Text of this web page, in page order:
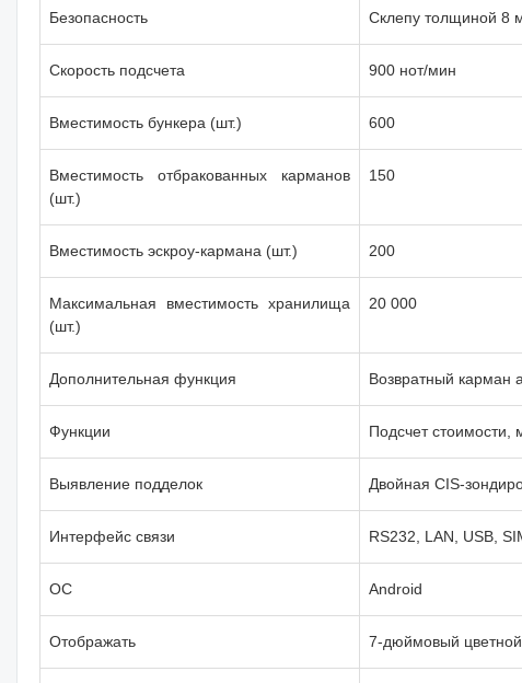
Безопасность Склепу толщиной 8
Скорость подсчета 900 нот/мин
Вместимость бункера (шт.) 600
Вместимость отбракованных карманов
(шт.)
150
Вместимость эскроу-кармана (шт.) 200
Максимальная вместимость хранилища
(шт.)
20 000
Дополнительная функция Возвратный карман
Функции Подсчет стоимости,
Выявление подделок Двойная CIS-
Интерфейс связи RS232, LAN, USB,
ОС Android
Отображать 7-дюймовый